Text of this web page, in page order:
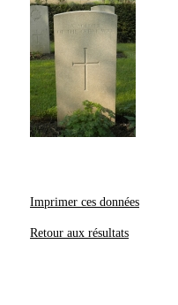
Imprimer ces données
Retour aux résultats